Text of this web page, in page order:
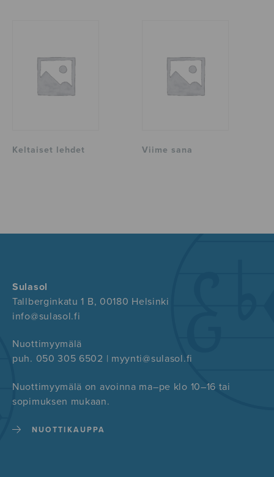
Keltaiset lehdet Viime sana
Sulasol
Tallberginkatu 1 B, 00180 Helsinki
info@sulasol.fi
Nuottimyymälä
puh. 050 305 6502 | myynti@sulasol.fi
Nuottimyymälä on avoinna ma–pe klo 10–16 tai
sopimuksen mukaan.
NUOTTIKAUPPA